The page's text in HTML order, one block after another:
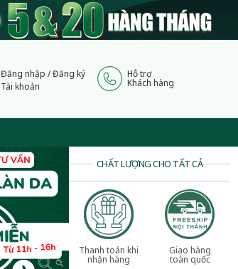
Đăng nhập /Đăng ký
Tài khoản
Hỗ trợ
Khách hàng
CHẤT LƯỢNG CHO TẤT CẢ
Thanh toán khi
nhận hàng
Giao hàng
toàn quốc